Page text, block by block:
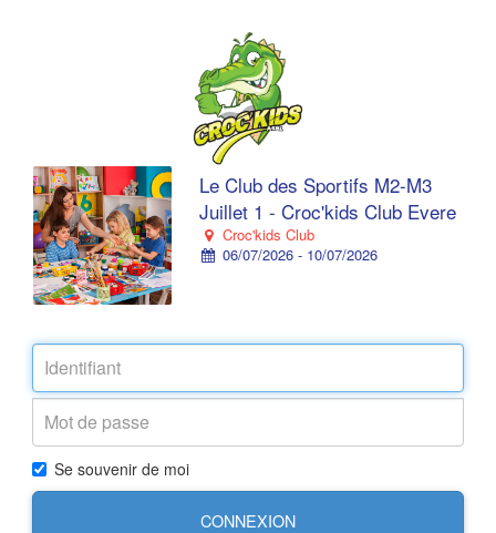
Le Club des Sportifs M2-M3
Juillet 1 - Croc'kids Club Evere
Croc'kids Club
06/07/2026 - 10/07/2026
Se souvenir de moi
CONNEXION